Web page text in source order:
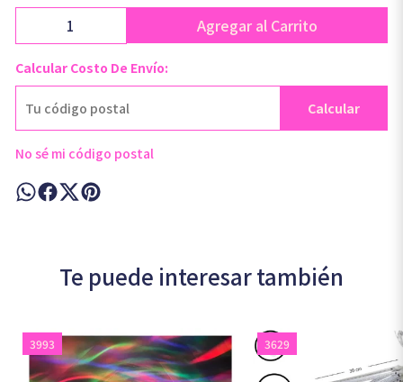
Agregar al Carrito
Calcular Costo De Envío:
Calcular
No sé mi código postal
Te puede interesar también
3993 3629